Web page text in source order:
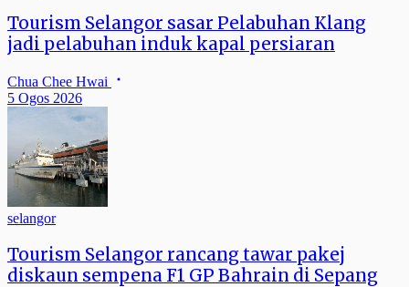
Tourism Selangor sasar Pelabuhan Klang
jadi pelabuhan induk kapal persiaran
Chua Chee Hwai
5 Ogos 2026
selangor
Tourism Selangor rancang tawar pakej
diskaun sempena F1 GP Bahrain di Sepang